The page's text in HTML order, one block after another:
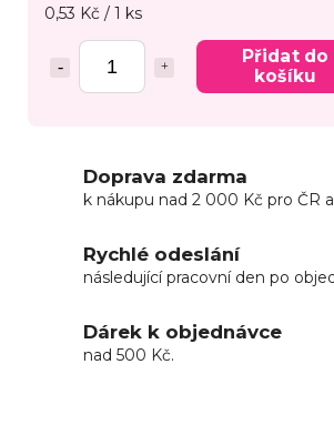
0,53 Kč / 1 ks
Přidat do
košíku
Doprava zdarma
k nákupu nad 2 000 Kč pro ČR a
Rychlé odeslání
následující pracovní den po
Dárek k objednávce
nad 500 Kč.